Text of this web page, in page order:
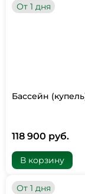
От 1 дня
Бассейн
118 900 руб.
В корзину
От 1 дня